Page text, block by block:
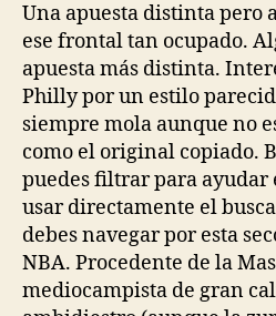
Una apuesta distinta pero
ese frontal tan ocupado.
apuesta más distinta.
Philly por un estilo
siempre mola aunque no
como el original copiado.
puedes filtrar para ayudar
usar directamente el
debes navegar por esta
NBA. Procedente de la
mediocampista de gran